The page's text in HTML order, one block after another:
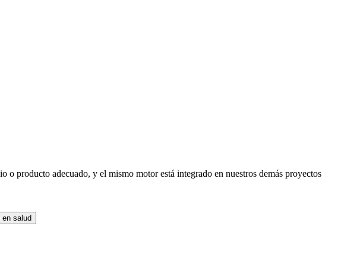
o producto adecuado, y el mismo motor está integrado en nuestros demás proyectos
en salud